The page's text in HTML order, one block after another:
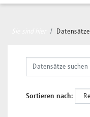
Datensätze
Sortieren nach